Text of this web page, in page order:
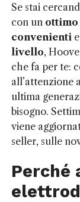
Se stai
con un
convenientie
livello,
che fa per te:
all’attenzione
ultima
bisogno.
viene
seller, sulle
Perché